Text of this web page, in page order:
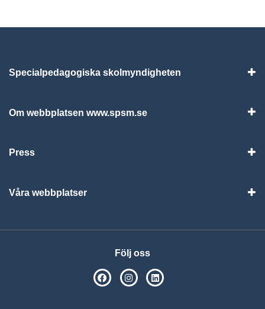
Specialpedagogiska skolmyndigheten
Om webbplatsen www.spsm.se
Press
Våra webbplatser
Följ oss
SPSM på Facebook
SPSM på Instagram